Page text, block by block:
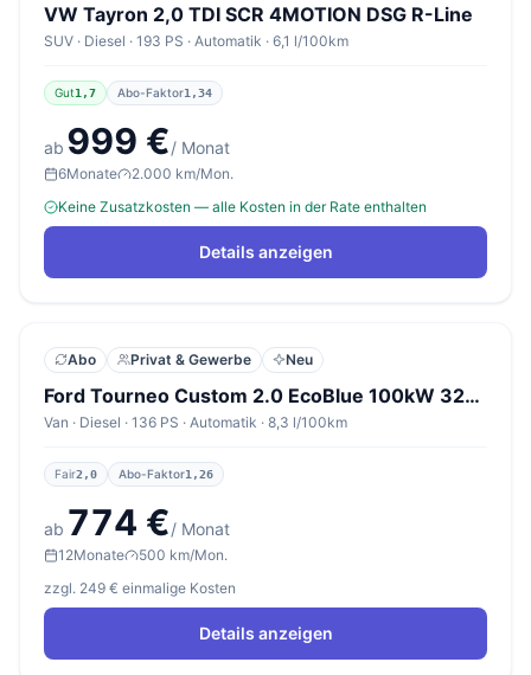
VW Tayron 2,0 TDI SCR 4MOTION DSG R-Line
SUV · Diesel · 193 PS · Automatik · 6,1 l/100km
Gut1,7 Abo-Faktor1,34
ab 999 €/ Monat
6Monate
2.000 km/Mon.
Keine Zusatzkosten — alle Kosten in der Rate enthalten
Details anzeigen
Abo Privat & Gewerbe Neu
Ford Tourneo Custom 2.0 EcoBlue 100kW 320 L1 Titanium
Van · Diesel · 136 PS · Automatik · 8,3 l/100km
Fair2,0 Abo-Faktor1,26
ab 774 €/ Monat
12Monate
500 km/Mon.
zzgl. 249 € einmalige Kosten
Details anzeigen